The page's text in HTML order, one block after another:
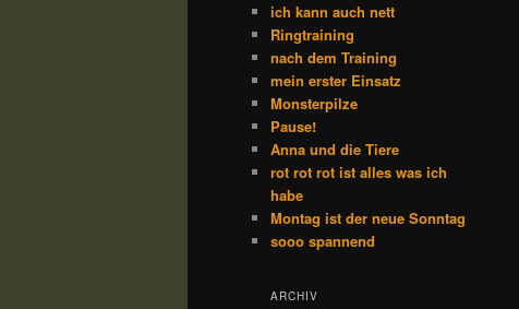
ich kann auch nett
Ringtraining
nach dem Training
mein erster Einsatz
Monsterpilze
Pause!
Anna und die Tiere
rot rot rot ist alles was ich
habe
Montag ist der neue Sonntag
sooo spannend
ARCHIV